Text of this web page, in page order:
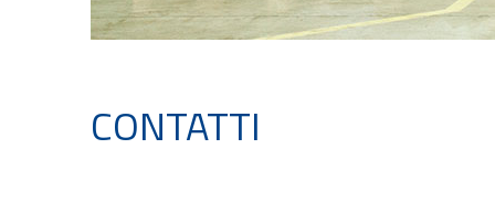
CONTATTI